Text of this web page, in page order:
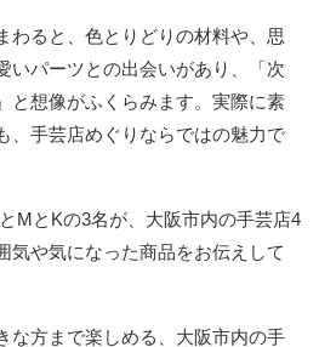
わると、色とりどりの材料や、思
いパーツとの出会いがあり、「次
と想像がふくらみます。実際に素
、手芸店めぐりならではの魅力で
MとKの3名が、大阪市内の手芸店4
気や気になった商品をお伝えして
な方まで楽しめる、大阪市内の手